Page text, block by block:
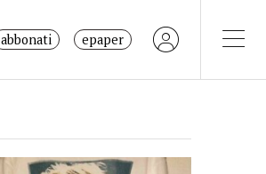
abbonati epaper